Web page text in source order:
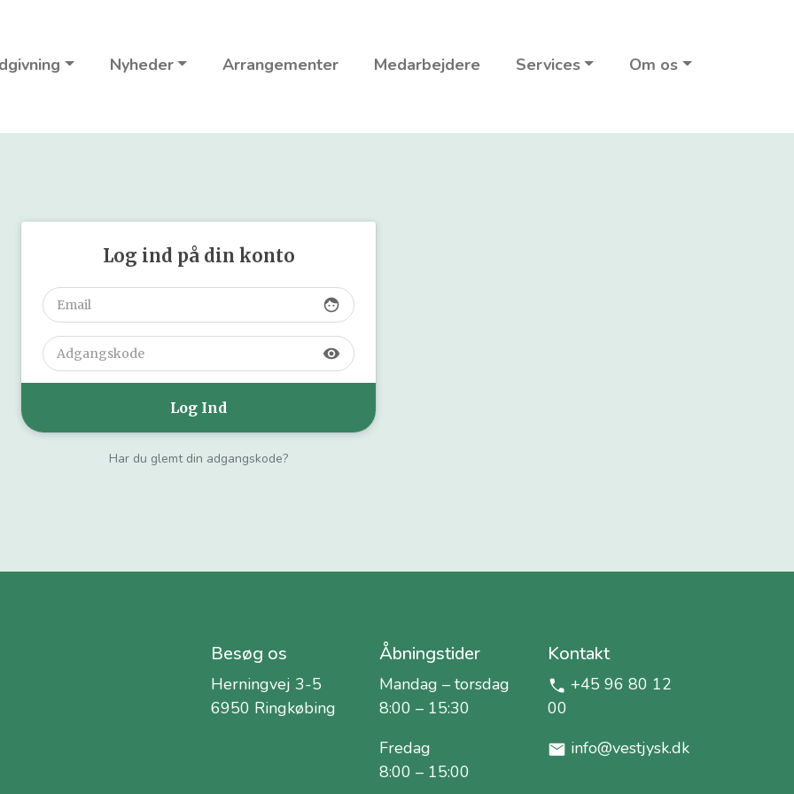
Nyheder Arrangementer Medarbejdere Services Om os
Log ind på din konto
face
visibility
Har du glemt din adgangskode?
Besøg os
Herningvej 3-5
6950 Ringkøbing
Åbningstider
Mandag – torsdag
8:00 – 15:30
Fredag
8:00 – 15:00
Kontakt
+45 96 80 12
00
info@vestjysk.dk